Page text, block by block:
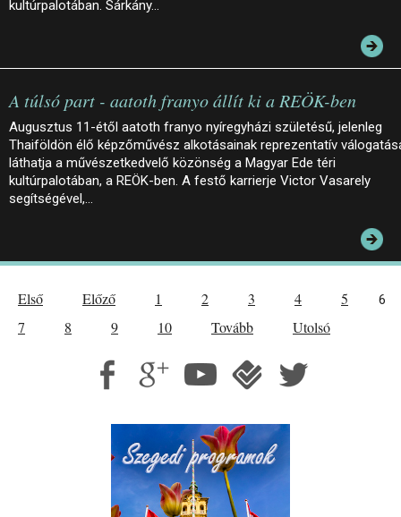
kultúrpalotában. Sárkány…
A túlsó part - aatoth franyo állít ki a REÖK-ben
Augusztus 11-étől aatoth franyo nyíregyházi születésű, jelenleg
Thaiföldön élő képzőművész alkotásainak reprezentatív
láthatja a művészetkedvelő közönség a Magyar Ede téri
kultúrpalotában, a REÖK-ben. A festő karrierje Victor Vasarely
segítségével,…
Első Előző 1 2 3 4 5 6
7 8 9 10 Tovább Utolsó